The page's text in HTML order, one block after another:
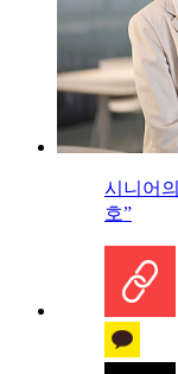
시니어
호”